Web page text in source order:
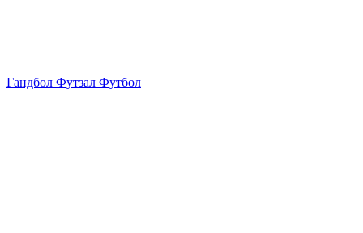
Гандбол Футзал Футбол